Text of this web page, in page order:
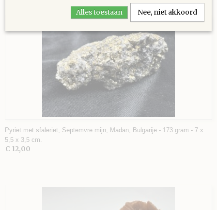
Ook interessant
Pyriet met sfaleriet, Septemvre mijn, Madan, Bulgarije - 173 gram - 7 x
5,5 x 3,5 cm.
€ 12,00
Alles toestaan Nee, niet akkoord